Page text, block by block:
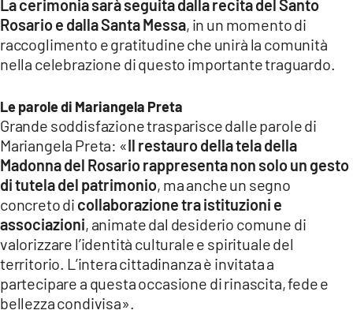
La cerimonia sarà seguita dalla recita del Santo
Rosario e dalla Santa Messa, in un momento di
raccoglimento e gratitudine che unirà la comunità
nella celebrazione di questo importante traguardo.
Le parole di Mariangela Preta
Grande soddisfazione trasparisce dalle parole di
Mariangela Preta: «Il restauro della tela della
Madonna del Rosario rappresenta non solo un gesto
di tutela del patrimonio, ma anche un segno
concreto di collaborazione tra istituzioni e
associazioni, animate dal desiderio comune di
valorizzare l’identità culturale e spirituale del
territorio. L’intera cittadinanza è invitata a
partecipare a questa occasione di rinascita, fede e
bellezza condivisa».